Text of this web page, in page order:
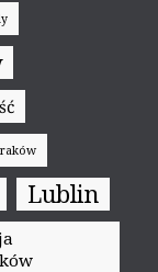
Lublin